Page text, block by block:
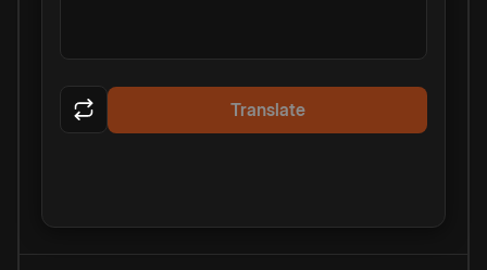
Translate